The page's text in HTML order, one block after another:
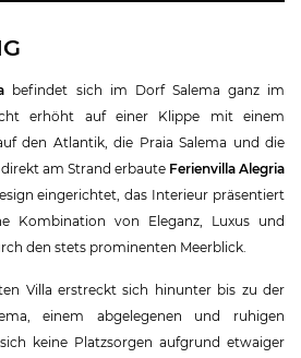
befindet sich im Dorf Salema ganz im
erhöht auf einer Klippe mit einem
den Atlantik, die Praia Salema und die
am Strand erbaute Ferienvilla Alegria
eingerichtet, das Interieur präsentiert
Kombination von Eleganz, Luxus und
den stets prominenten Meerblick.
Villa erstreckt sich hinunter bis zu der
einem abgelegenen und ruhigen
keine Platzsorgen aufgrund etwaiger